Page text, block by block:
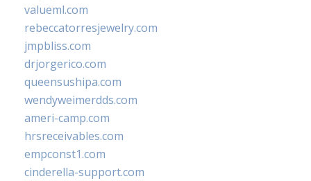
valueml.com
rebeccatorresjewelry.com
jmpbliss.com
drjorgerico.com
queensushipa.com
wendyweimerdds.com
ameri-camp.com
hrsreceivables.com
empconst1.com
cinderella-support.com